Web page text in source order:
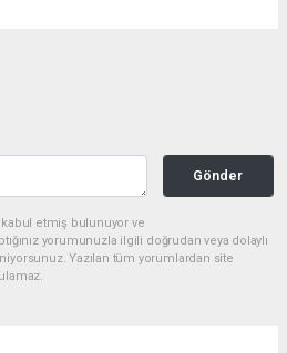
Gönder
kabul etmiş bulunuyor ve
yorumunuzla ilgili doğrudan veya dolaylı
Yazılan tüm yorumlardan site